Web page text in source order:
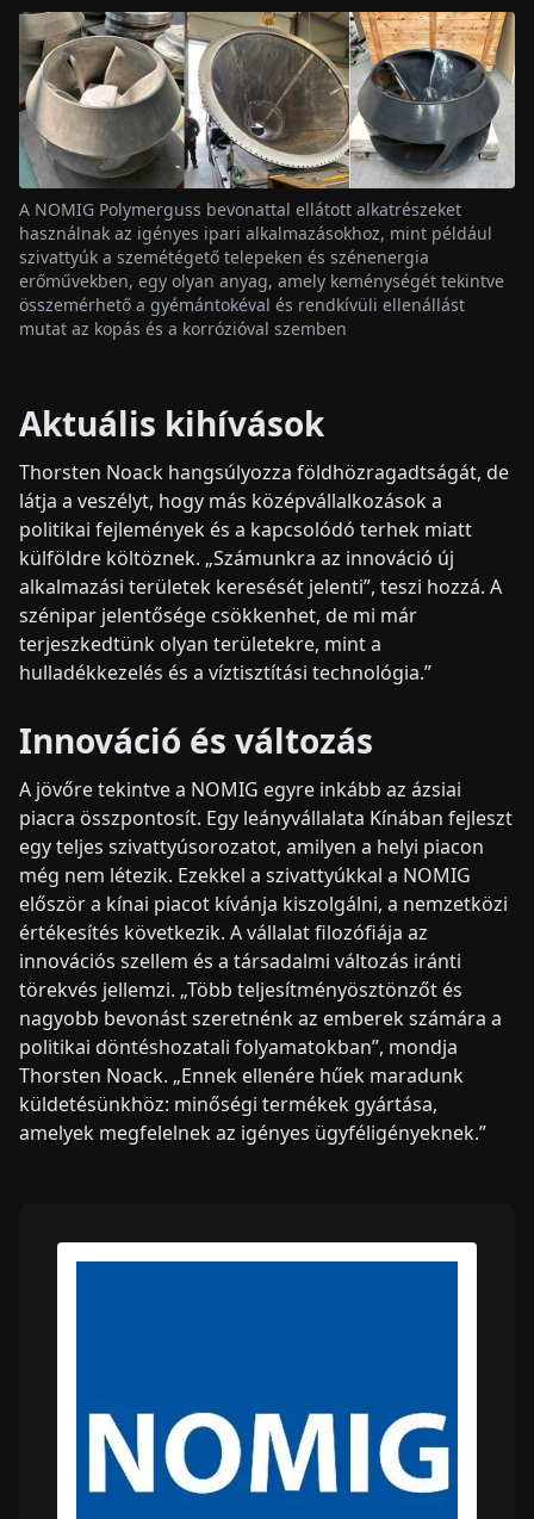
A NOMIG Polymerguss bevonattal ellátott alkatrészeket
használnak az igényes ipari alkalmazásokhoz, mint például
szivattyúk a szemétégető telepeken és szénenergia
erőművekben, egy olyan anyag, amely keménységét tekintve
összemérhető a gyémántokéval és rendkívüli ellenállást
mutat az kopás és a korrózióval szemben
Aktuális kihívások
Thorsten Noack hangsúlyozza földhözragadtságát, de
látja a veszélyt, hogy más középvállalkozások a
politikai fejlemények és a kapcsolódó terhek miatt
külföldre költöznek. „Számunkra az innováció új
alkalmazási területek keresését jelenti”, teszi hozzá. A
szénipar jelentősége csökkenhet, de mi már
terjeszkedtünk olyan területekre, mint a
hulladékkezelés és a víztisztítási technológia.”
Innováció és változás
A jövőre tekintve a NOMIG egyre inkább az ázsiai
piacra összpontosít. Egy leányvállalata Kínában fejleszt
egy teljes szivattyúsorozatot, amilyen a helyi piacon
még nem létezik. Ezekkel a szivattyúkkal a NOMIG
először a kínai piacot kívánja kiszolgálni, a nemzetközi
értékesítés következik. A vállalat filozófiája az
innovációs szellem és a társadalmi változás iránti
törekvés jellemzi. „Több teljesítményösztönzőt és
nagyobb bevonást szeretnénk az emberek számára a
politikai döntéshozatali folyamatokban”, mondja
Thorsten Noack. „Ennek ellenére hűek maradunk
küldetésünkhöz: minőségi termékek gyártása,
amelyek megfelelnek az igényes ügyféligényeknek.”